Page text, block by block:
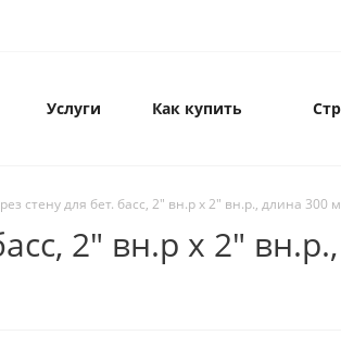
Услуги Как купить
стену для бет. басс, 2" вн.р х 2" вн.р., длина 300
2" вн.р х 2"